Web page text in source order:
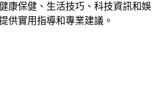
康保健、生活技巧、科技資訊和娛
供實用指導和專業建議。